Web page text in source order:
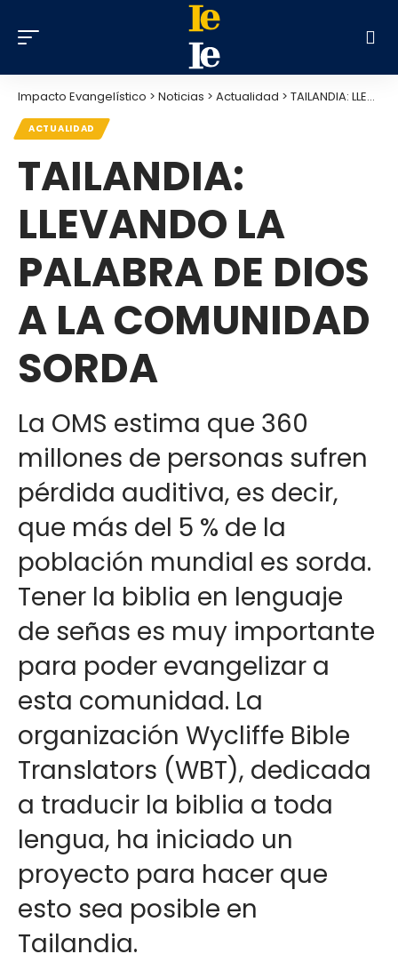
Impacto Evangelístico > Noticias > Actualidad > TAILANDIA: LLEVANDO LA PALABRA DE DIOS A LA COMUNIDAD SORDA
ACTUALIDAD
TAILANDIA:
LLEVANDO LA
PALABRA DE DIOS
A LA COMUNIDAD
SORDA
La OMS estima que 360
millones de personas sufren
pérdida auditiva, es decir,
que más del 5 % de la
población mundial es sorda.
Tener la biblia en lenguaje
de señas es muy importante
para poder evangelizar a
esta comunidad. La
organización Wycliffe Bible
Translators (WBT), dedicada
a traducir la biblia a toda
lengua, ha iniciado un
proyecto para hacer que
esto sea posible en
Tailandia.